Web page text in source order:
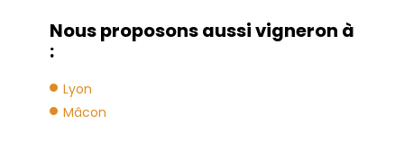
Nous proposons aussi vigneron à
:
Lyon
Mâcon